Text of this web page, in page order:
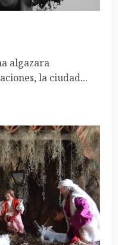
algazara
la ciudad...